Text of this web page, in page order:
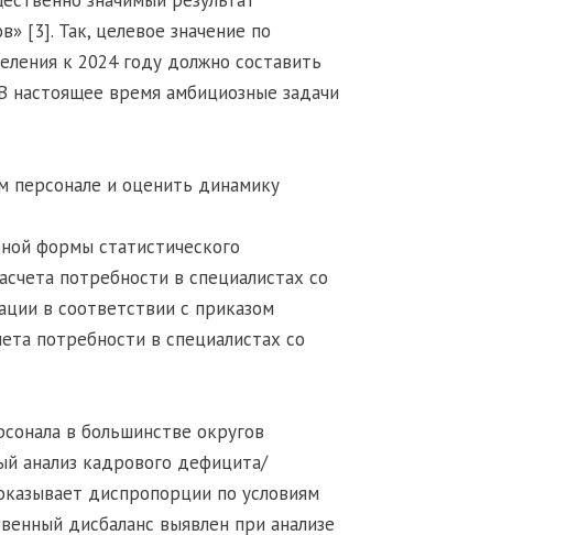
[3]. Так, целевое значение по
к 2024 году должно составить
настоящее время амбициозные задачи
персонале и оценить динамику
формы статистического
потребности в специалистах со
в соответствии с приказом
потребности в специалистах со
в большинстве округов
анализ кадрового дефицита/
диспропорции по условиям
дисбаланс выявлен при анализе